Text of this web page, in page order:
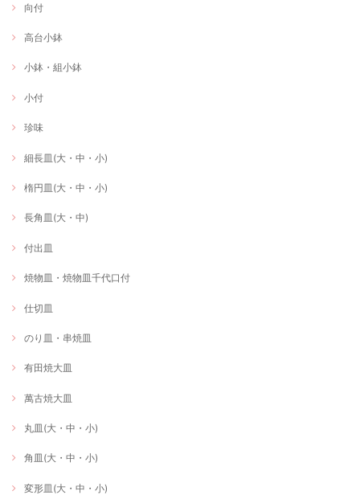
向付
高台小鉢
小鉢・組小鉢
小付
珍味
細長皿(大・中・小)
楕円皿(大・中・小)
長角皿(大・中)
付出皿
焼物皿・焼物皿千代口付
仕切皿
のり皿・串焼皿
有田焼大皿
萬古焼大皿
丸皿(大・中・小)
角皿(大・中・小)
変形皿(大・中・小)